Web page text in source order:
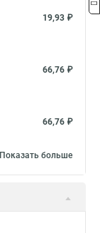
19,93 ₽
66,76 ₽
66,76 ₽
Показать больше